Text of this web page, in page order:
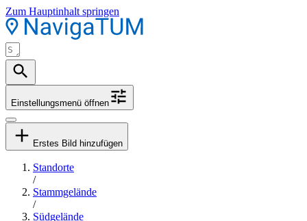
Zum Hauptinhalt springen
Einstellungsmenü öffnen
Erstes Bild hinzufügen
Standorte
/
Stammgelände
/
Südgelände